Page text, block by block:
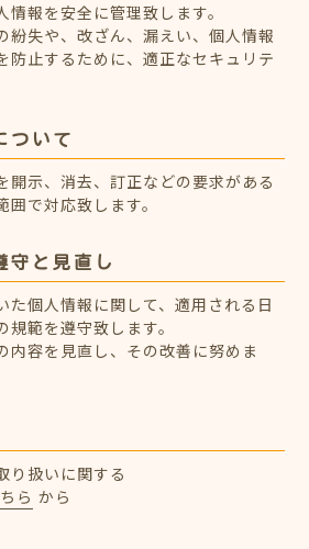
情報を安全に管理致します。
紛失や、改ざん、漏えい、個人情報
防止するために、適正なセキュリテ
ついて
開示、消去、訂正などの要求がある
で対応致します。
守と見直し
た個人情報に関して、適用される日
範を遵守致します。
内容を見直し、その改善に努めま
り扱いに関する
ら から